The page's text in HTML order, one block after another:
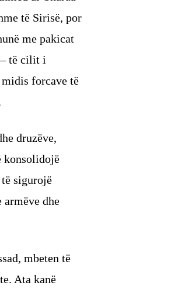
të Sirisë, por
me pakicat
të cilit i
forcave të
druzëve,
konsolidojë
sigurojë
dhe
mbeten të
Ata kanë